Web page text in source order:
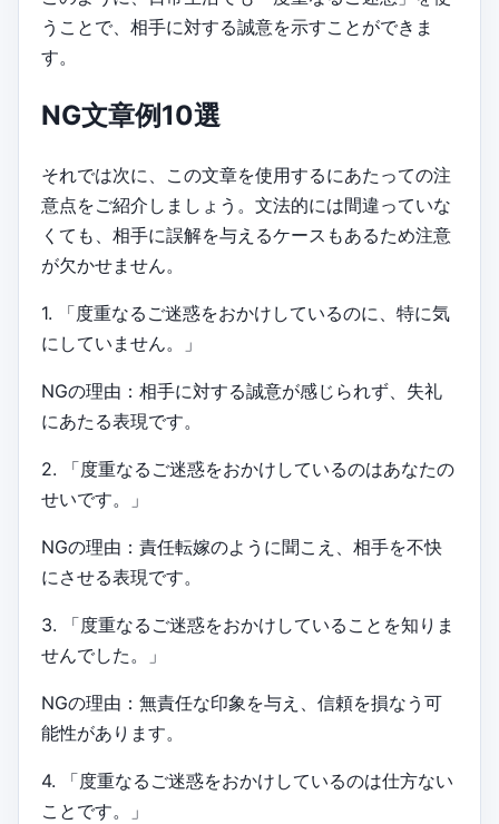
うことで、相手に対する誠意を示すことができま
す。
NG文章例10選
それでは次に、この文章を使用するにあたっての注
意点をご紹介しましょう。文法的には間違っていな
くても、相手に誤解を与えるケースもあるため注意
が欠かせません。
1. 「度重なるご迷惑をおかけしているのに、特に気
にしていません。」
NGの理由：相手に対する誠意が感じられず、失礼
にあたる表現です。
2. 「度重なるご迷惑をおかけしているのはあなたの
せいです。」
NGの理由：責任転嫁のように聞こえ、相手を不快
にさせる表現です。
3. 「度重なるご迷惑をおかけしていることを知りま
せんでした。」
NGの理由：無責任な印象を与え、信頼を損なう可
能性があります。
4. 「度重なるご迷惑をおかけしているのは仕方ない
ことです。」